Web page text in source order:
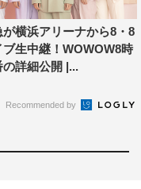
ン2キャッチアップ
ジテレビTWOsmart
が横浜アリーナから8・8
ブ生中継！WOWOW8時
の詳細公開 |...
Recommended by